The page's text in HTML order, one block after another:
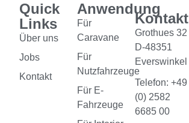
Anwendung
Für
Caravane
Für
Nutzfahrzeuge
Für E-
Fahrzeuge
Quick
Links
Über uns
Jobs
Kontakt
Kontakt
Grothues 32
D-48351
Everswinkel
Telefon: +49
(0) 2582
6685 00